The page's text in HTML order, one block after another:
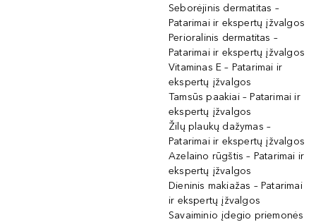
Seborėjinis dermatitas –
Patarimai ir ekspertų įžvalgos
Perioralinis dermatitas –
Patarimai ir ekspertų įžvalgos
Vitaminas E – Patarimai ir
ekspertų įžvalgos
Tamsūs paakiai – Patarimai ir
ekspertų įžvalgos
Žilų plaukų dažymas –
Patarimai ir ekspertų įžvalgos
Azelaino rūgštis – Patarimai ir
ekspertų įžvalgos
Dieninis makiažas – Patarimai
ir ekspertų įžvalgos
Savaiminio įdegio priemonės